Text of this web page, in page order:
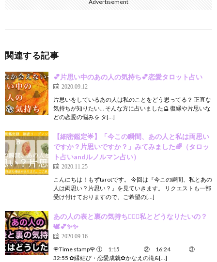
Advertisement
関連する記事
💕片思い中のあの人の気持ち💕恋愛タロット占い
2020.09.12
片思いをしているあの人は私のことをどう思ってる？ 正直な
気持ちが知りたい… そんな方に占いました🔮 復縁や片思いな
どの恋愛の悩みを タ[…]
【細密鑑定🌟】「今この瞬間、あの人と私は両思い
ですか？片思いですか？」みてみました🌈（タロッ
ト占いandルノルマン占い）
2020.11.25
こんにちは！もずtarotです。 今回は『今この瞬間、私とあの
人は両思い？片思い？』を見ていきます。 リクエストも一部
受け付けておりますので、ご希望の[…]
あの人の表と裏の気持ち👩‍❤️‍👨私とどうなりたいの？
🕊💕✨✨
2020.09.16
🌹Time stamp🌹 ① 1:15 ② 16:24 ③
32:55 ✿縁結び・恋愛成就✿かなえの滝&[…]